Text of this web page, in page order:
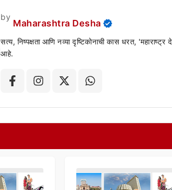
by
Maharashtra Desha
सत्य, निष्पक्षता आणि नव्या दृष्टिकोनाची कास धरत,
आहे.